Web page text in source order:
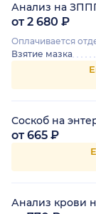
Анализ на
от 2 680 ₽
Оплачивается
Взятие мазка
Соскоб на
от 665 ₽
Анализ крови